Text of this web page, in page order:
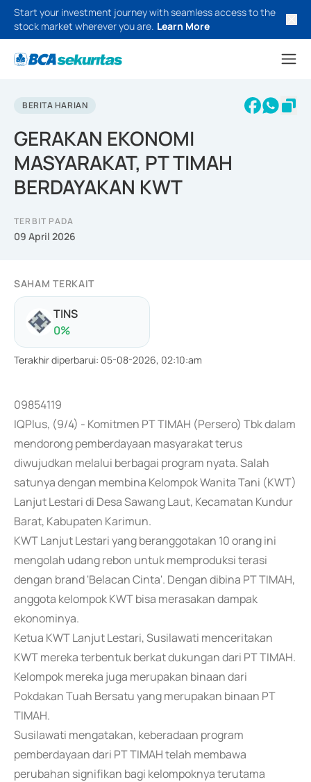
Start your investment journey with seamless access to the
stock market wherever you are. Learn More
BERITA HARIAN
GERAKAN EKONOMI
MASYARAKAT, PT TIMAH
BERDAYAKAN KWT
TERBIT PADA
09 April 2026
SAHAM TERKAIT
TINS
0%
Terakhir diperbarui: 05-08-2026, 02:10:am
09854119
IQPlus, (9/4) - Komitmen PT TIMAH (Persero) Tbk dalam
mendorong pemberdayaan masyarakat terus
diwujudkan melalui berbagai program nyata. Salah
satunya dengan membina Kelompok Wanita Tani (KWT)
Lanjut Lestari di Desa Sawang Laut, Kecamatan Kundur
Barat, Kabupaten Karimun.
KWT Lanjut Lestari yang beranggotakan 10 orang ini
mengolah udang rebon untuk memproduksi terasi
dengan brand 'Belacan Cinta'. Dengan dibina PT TIMAH,
anggota kelompok KWT bisa merasakan dampak
ekonominya.
Ketua KWT Lanjut Lestari, Susilawati menceritakan
KWT mereka terbentuk berkat dukungan dari PT TIMAH.
Kelompok mereka juga merupakan binaan dari
Pokdakan Tuah Bersatu yang merupakan binaan PT
TIMAH.
Susilawati mengatakan, keberadaan program
pemberdayaan dari PT TIMAH telah membawa
perubahan signifikan bagi kelompoknya terutama